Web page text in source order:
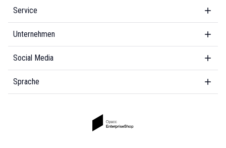
Service
Unternehmen
Social Media
Sprache